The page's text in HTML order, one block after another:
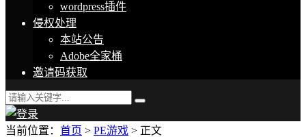
wordpress插件
侵权处理
本站公告
Adobe全家桶
邀请码获取
当前位置： 首页 > PE游戏 > 正文